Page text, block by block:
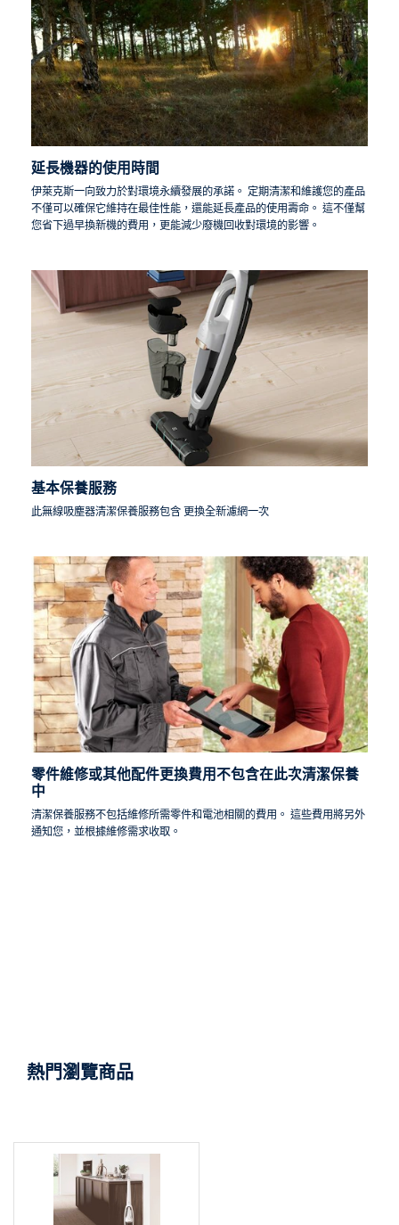
延長機器的使用時間
伊萊克斯一向致力於對環境永續發展的承諾。 定期清潔和維護您的產品
不僅可以確保它維持在最佳性能，還能延長產品的使用壽命。 這不僅幫
您省下過早換新機的費用，更能減少廢機回收對環境的影響。
基本保養服務
此無線吸塵器清潔保養服務包含 更換全新濾網一次
零件維修或其他配件更換費用不包含在此次清潔保養
中
清潔保養服務不包括維修所需零件和電池相關的費用。 這些費用將另外
通知您，並根據維修需求收取。
熱門瀏覽商品